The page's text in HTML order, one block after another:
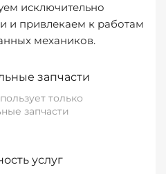
исключительно
и привлекаем к работам
механиков.
запчасти
только
запчасти
услуг